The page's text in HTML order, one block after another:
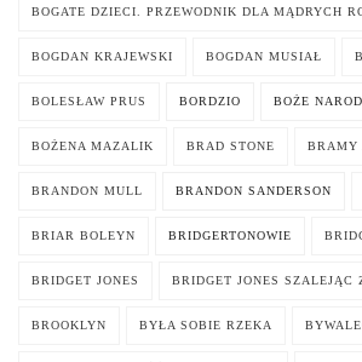
BOGATE DZIECI. PRZEWODNIK DLA MĄDRYCH
BOGDAN KRAJEWSKI BOGDAN MUSIAŁ
BOLESŁAW PRUS BORDZIO BOŻE
BOŻENA MAZALIK BRAD STONE BRAMY
BRANDON MULL BRANDON SANDERSON
BRIAR BOLEYN BRIDGERTONOWIE
BRIDGET JONES BRIDGET JONES SZALEJĄC
BROOKLYN BYŁA SOBIE RZEKA